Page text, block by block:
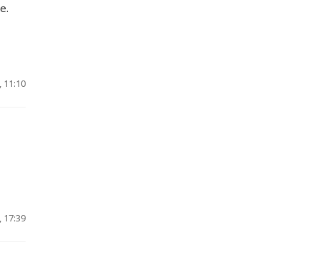
11:10
17:39